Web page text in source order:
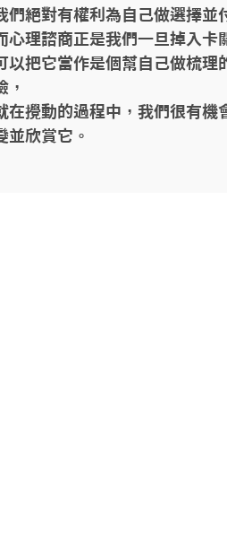
們絕對有權利為自己做選擇並
心理諮商正是我們一旦掉入卡
以把它當作是個幫自己做梳理
，
在攪動的過程中，我們很有機
並欣賞它。